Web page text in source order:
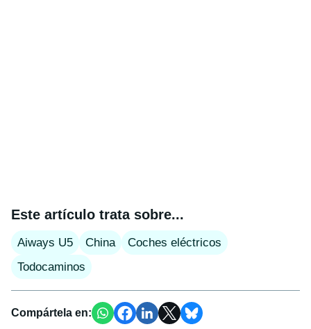
Este artículo trata sobre...
Aiways U5 China
Coches eléctricos
Todocaminos
Compártela en: